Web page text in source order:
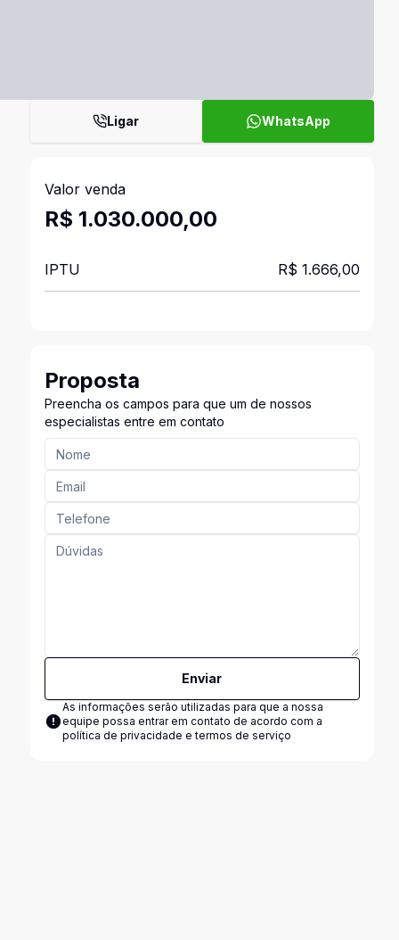
Ligar WhatsApp
Valor venda
R$ 1.030.000,00
IPTU R$ 1.666,00
Proposta
Preencha os campos para que um de nossos
especialistas entre em contato
Enviar
As informações serão utilizadas para que a nossa
equipe possa entrar em contato de acordo com a
política de privacidade e termos de serviço